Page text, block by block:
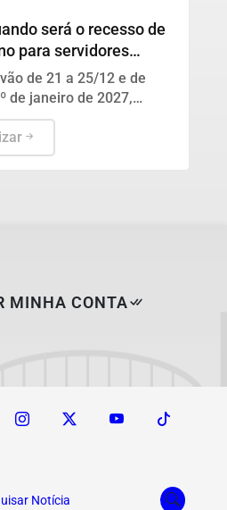
será o recesso de
para servidores
de 21 a 25/12 e de
de janeiro de 2027,
de acordo com
MGI.
MINHA CONTA